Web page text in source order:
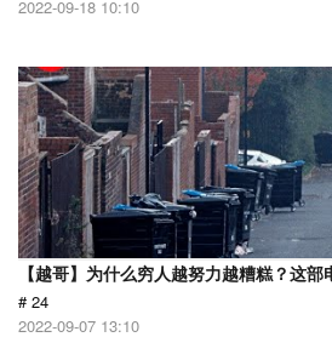
2022-09-18 10:10
【越哥】为什么穷人越努力越糟糕？这部
# 24
2022-09-07 13:10